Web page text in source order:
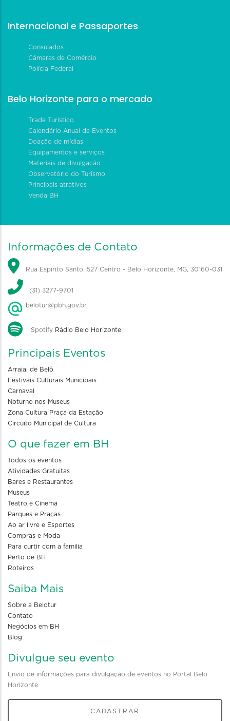
Internacional e Passaportes
Consulados
Câmaras de Comércio
Polícia Federal
Belo Horizonte para o mercado
Trade Turístico
Calendário Anual de Eventos
Doação de mídias
Equipamentos e serviços
Materiais de divulgação
Observatório do Turismo
Principais atrativos
Venda BH
Informações de Contato
Rua Espírito Santo, 527 Centro - Belo Horizonte, MG, 30160-031
(31) 3277-9701
belotur@pbh.gov.br
Spotify Rádio Belo Horizonte
Principais Eventos
Arraial de Belô
Festivais Culturais Municipais
Carnaval
Noturno nos Museus
Zona Cultura Praça da Estação
Circuito Municipal de Cultura
O que fazer em BH
Todos os eventos
Atividades Gratuitas
Bares e Restaurantes
Museus
Teatro e Cinema
Parques e Praças
Ao ar livre e Esportes
Compras e Moda
Para curtir com a familia
Perto de BH
Roteiros
Saiba Mais
Sobre a Belotur
Contato
Negócios em BH
Blog
Divulgue seu evento
Envio de informações para divulgação de eventos no Portal Belo
Horizonte
CADASTRAR